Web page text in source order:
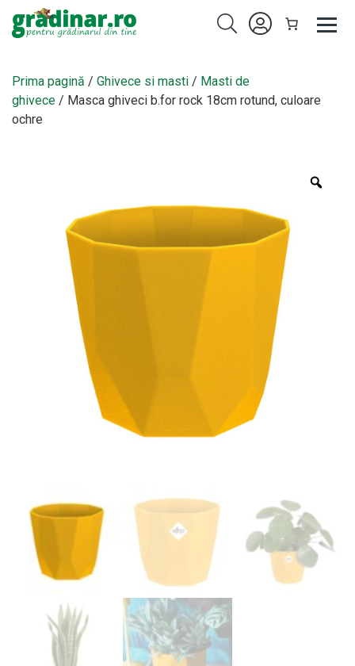
Prima pagină / Ghivece si masti / Masti de
ghivece / Masca ghiveci b.for rock 18cm rotund, culoare
ochre